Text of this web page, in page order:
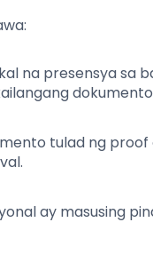
na presensya sa
tulad ng
ay masusing